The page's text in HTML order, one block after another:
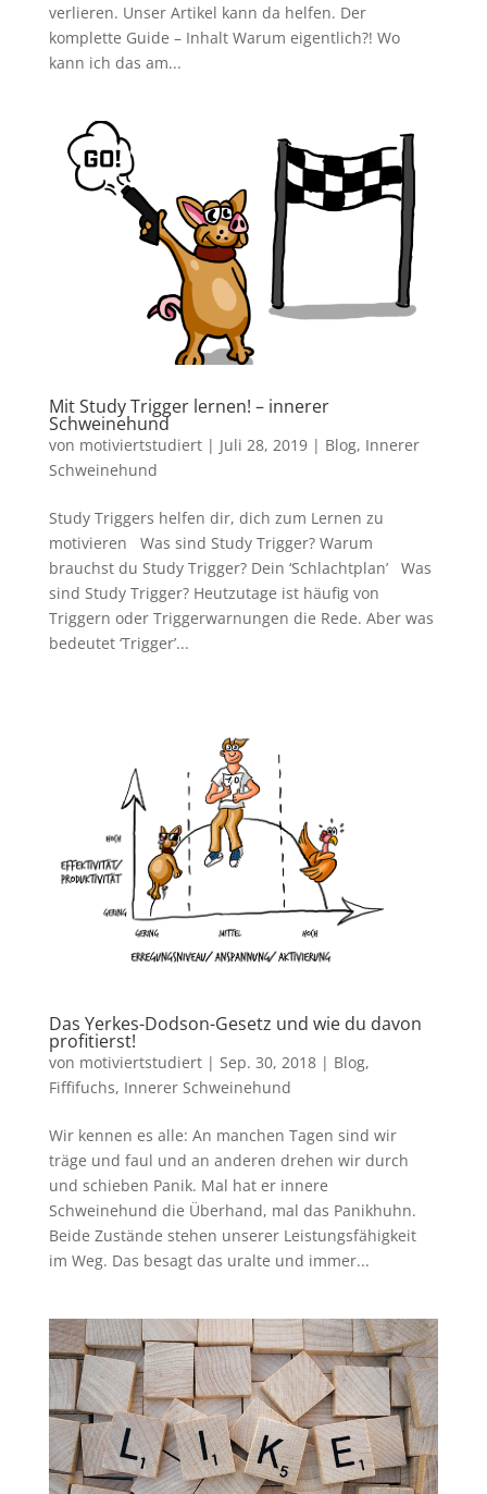
verlieren. Unser Artikel kann da helfen. Der
komplette Guide – Inhalt Warum eigentlich?! Wo
kann ich das am...
Mit Study Trigger lernen! – innerer
Schweinehund
von motiviertstudiert| Juli 28, 2019| Blog, Innerer
Schweinehund
Study Triggers helfen dir, dich zum Lernen zu
motivieren Was sind Study Trigger? Warum
brauchst du Study Trigger? Dein ‘Schlachtplan’ Was
sind Study Trigger? Heutzutage ist häufig von
Triggern oder Triggerwarnungen die Rede. Aber was
bedeutet ‘Trigger’...
Das Yerkes-Dodson-Gesetz und wie du davon
profitierst!
von motiviertstudiert| Sep. 30, 2018| Blog,
Fiffifuchs, Innerer Schweinehund
Wir kennen es alle: An manchen Tagen sind wir
träge und faul und an anderen drehen wir durch
und schieben Panik. Mal hat er innere
Schweinehund die Überhand, mal das Panikhuhn.
Beide Zustände stehen unserer Leistungsfähigkeit
im Weg. Das besagt das uralte und immer...